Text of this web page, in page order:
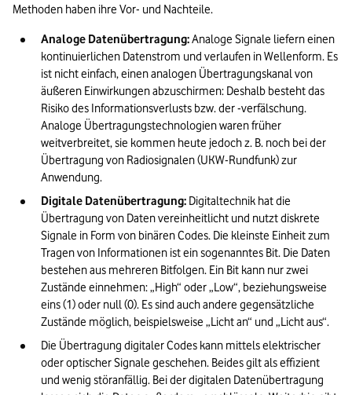
Methoden haben ihre Vor- und Nachteile.
Analoge Datenübertragung: Analoge Signale liefern einen
kontinuierlichen Datenstrom und verlaufen in Wellenform. Es
ist nicht einfach, einen analogen Übertragungskanal von
äußeren Einwirkungen abzuschirmen: Deshalb besteht das
Risiko des Informationsverlusts bzw. der -verfälschung.
Analoge Übertragungstechnologien waren früher
weitverbreitet, sie kommen heute jedoch z. B. noch bei der
Übertragung von Radiosignalen (UKW-Rundfunk) zur
Anwendung.
Digitale Datenübertragung: Digitaltechnik hat die
Übertragung von Daten vereinheitlicht und nutzt diskrete
Signale in Form von binären Codes. Die kleinste Einheit zum
Tragen von Informationen ist ein sogenanntes Bit. Die Daten
bestehen aus mehreren Bitfolgen. Ein Bit kann nur zwei
Zustände einnehmen: „High“ oder „Low“, beziehungsweise
eins (1) oder null (0). Es sind auch andere gegensätzliche
Zustände möglich, beispielsweise „Licht an“ und „Licht aus“.
Die Übertragung digitaler Codes kann mittels elektrischer
oder optischer Signale geschehen. Beides gilt als effizient
und wenig störanfällig. Bei der digitalen Datenübertragung